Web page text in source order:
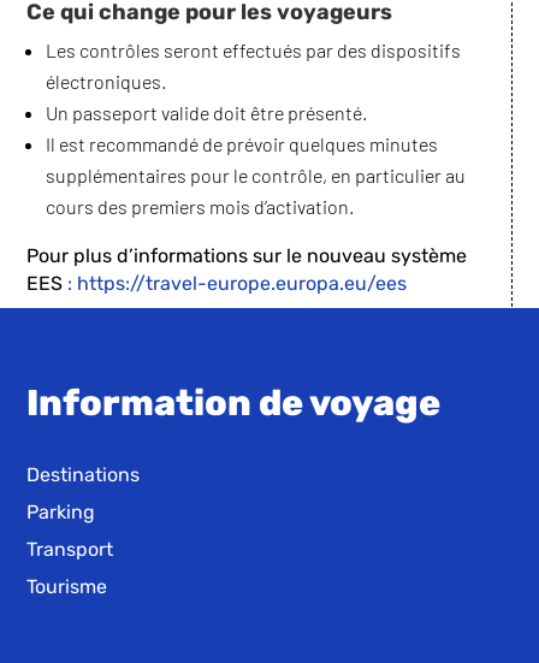
Ce qui change pour les voyageurs
Les contrôles seront effectués par des dispositifs
électroniques.
Un passeport valide doit être présenté.
Il est recommandé de prévoir quelques minutes
supplémentaires pour le contrôle, en particulier au
cours des premiers mois d’activation.
Pour plus d’informations sur le nouveau système
EES : https://travel-europe.europa.eu/ees
Information de voyage
Destinations
Parking
Transport
Tourisme